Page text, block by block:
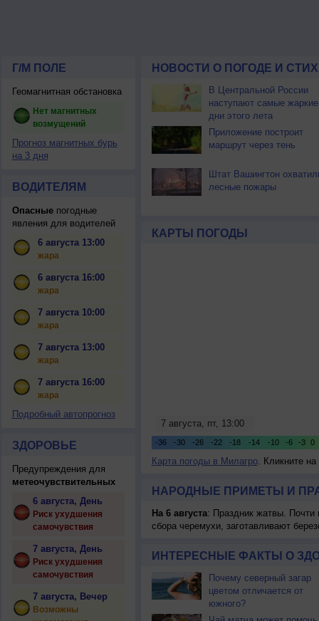
Г/М ПОЛЕ
Геомагнитная обстановка
Нет магнитных
возмущений
Прогноз магнитных бурь
на 3 дня
ВОДИТЕЛЯМ
Опасныепогодные
явления для водителей
6 августа 13:00
жара
6 августа 16:00
жара
7 августа 10:00
жара
7 августа 13:00
жара
7 августа 16:00
жара
Подробный автопрогноз
ЗДОРОВЬЕ
Предупреждения для
метеочувствительных
6 августа, День
Риск ухудшения
самочувствия
7 августа, День
Риск ухудшения
самочувствия
7 августа, Вечер
Возможны
НОВОСТИ О ПОГОДЕ И
В Центральной России
наступают самые жаркие
дни этого лета
Приложение построит
маршрут через тень
Штат Вашингтон
лесные пожары
КАРТЫ ПОГОДЫ
Карта погоды в Милагро. Кликните
НАРОДНЫЕ ПРИМЕТЫ И
На 6 августа: Праздник жатвы. Почти
сбора черемухи, заготавливают
ИНТЕРЕСНЫЕ ФАКТЫ О
Почему северный загар
цветом отличается от
южного?